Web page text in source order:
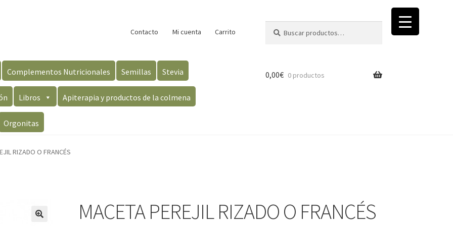
Contacto Mi cuenta Carrito
por:
Complementos Nutricionales Semillas Stevia
Libros Apiterapia y productos de la colmena
Orgonitas
0,00€ 0 productos
RIZADO O FRANCÉS
MACETA PEREJIL RIZADO O FRANCÉS